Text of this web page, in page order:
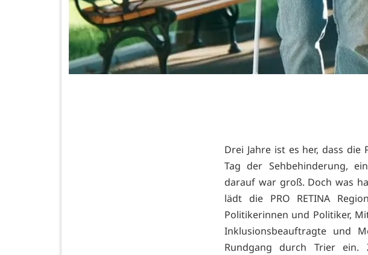
Drei Jahre ist es her, dass die
Tag der Sehbehinderung,
darauf war groß. Doch was
lädt die PRO RETINA
Politikerinnen und Politiker,
Inklusionsbeauftragte und
Rundgang durch Trier ein.